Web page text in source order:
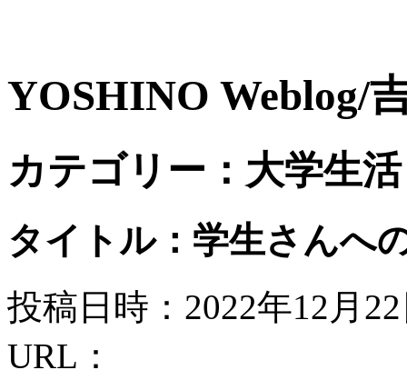
YOSHINO Weblog/
カテゴリー：大学生活
タイトル：学生さんへ
投稿日時：2022年12月
URL：